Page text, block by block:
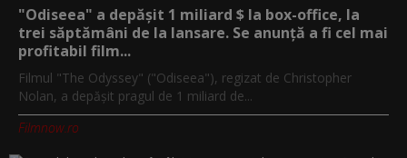
"Odiseea" a depășit 1 miliard $ la box-office, la
trei săptămâni de la lansare. Se anunță a fi cel mai
profitabil film...
Filmul "The Odyssey" ("Odiseea"), regizat de Christopher
Nolan, a depăşit pragul de 1 miliard de...
Filmnow.ro